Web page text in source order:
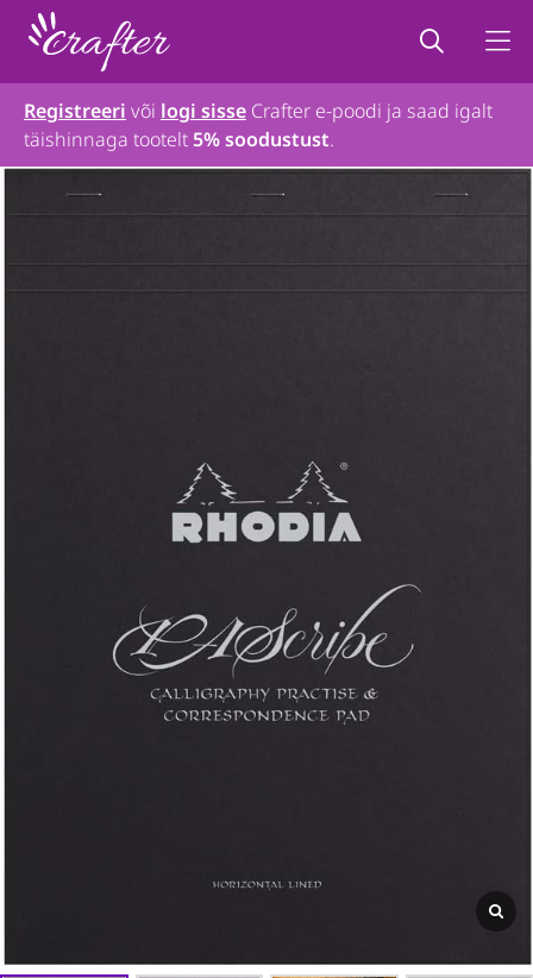
Registreeri või logi sisse Crafter e-poodi ja saad igalt
täishinnaga tootelt5% soodustust.